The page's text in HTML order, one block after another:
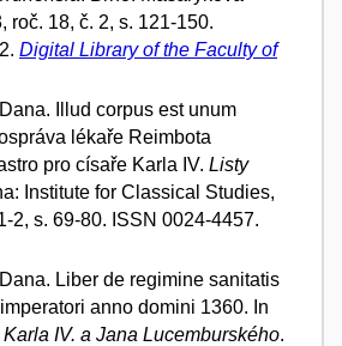
roč. 18, č. 2, s. 121-150.
Digital Library of the Faculty of
Illud corpus est unum
lékaře Reimbota
pro císaře Karla IV. Listy
Institute for Classical Studies,
2, s. 69-80. ISSN 0024-4457.
Liber de regimine sanitatis
anno domini 1360. In
IV. a Jana Lucemburského.